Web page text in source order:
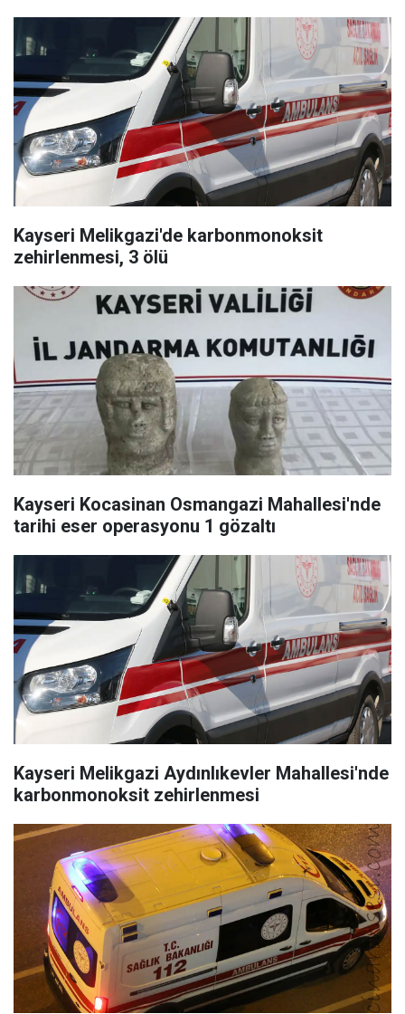
Kayseri Melikgazi'de karbonmonoksit
zehirlenmesi, 3 ölü
Kayseri Kocasinan Osmangazi Mahallesi'nde
tarihi eser operasyonu 1 gözaltı
Kayseri Melikgazi Aydınlıkevler Mahallesi'nde
karbonmonoksit zehirlenmesi